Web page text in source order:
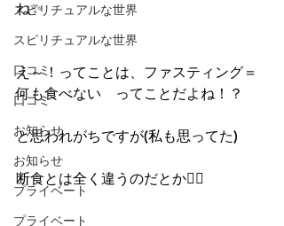
スピリチュアルな世界
スピリチュアルな世界
口コミ
口コミ
お知らせ
お知らせ
プライベート
プライベート
ね✨
え～！ってことは、ファスティング＝
何も食べない　ってことだよね！？
と思われがちですが(私も思ってた)
断食とは全く違うのだとか🙅‍♀️